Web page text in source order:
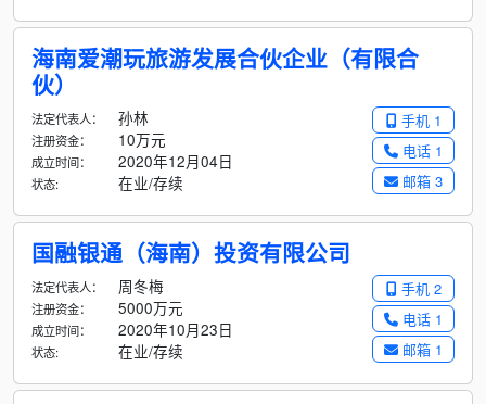
海南爱潮玩旅游发展合伙企业（有限合
伙）
手机 1
电话 1
邮箱 3
法定代表人： 孙林
注册资金： 10万元
成立时间： 2020年12月04日
状态: 在业/存续
国融银通（海南）投资有限公司
手机 2
电话 1
邮箱 1
法定代表人： 周冬梅
注册资金： 5000万元
成立时间： 2020年10月23日
状态: 在业/存续